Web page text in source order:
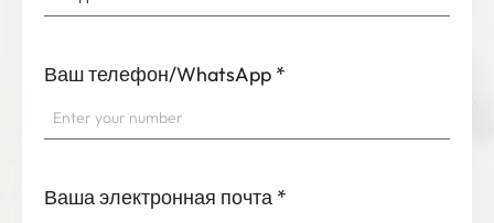
Ваш телефон/WhatsApp *
Ваша электронная почта *